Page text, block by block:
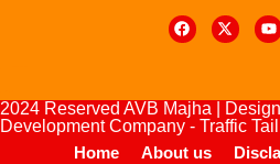
2024 Reserved AVB Majha |
Development Company - Traffic Tail
Home
About us